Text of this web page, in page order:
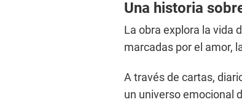
Una historia
La obra explora la vida
marcadas por el amor,
A través de cartas,
un universo emocional